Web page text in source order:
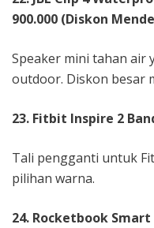
900.000 (Diskon
Speaker mini tahan air
outdoor. Diskon besar
23. Fitbit Inspire 2
Tali pengganti untuk
pilihan warna.
24. Rocketbook